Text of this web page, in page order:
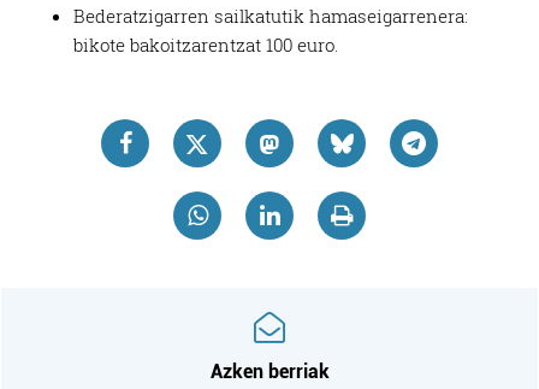
Bederatzigarren sailkatutik hamaseigarrenera:
bikote bakoitzarentzat 100 euro.
Azken berriak